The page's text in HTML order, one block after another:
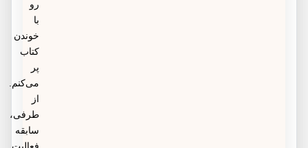
خوندن
می‌کنم.
طرفی،
سابقه